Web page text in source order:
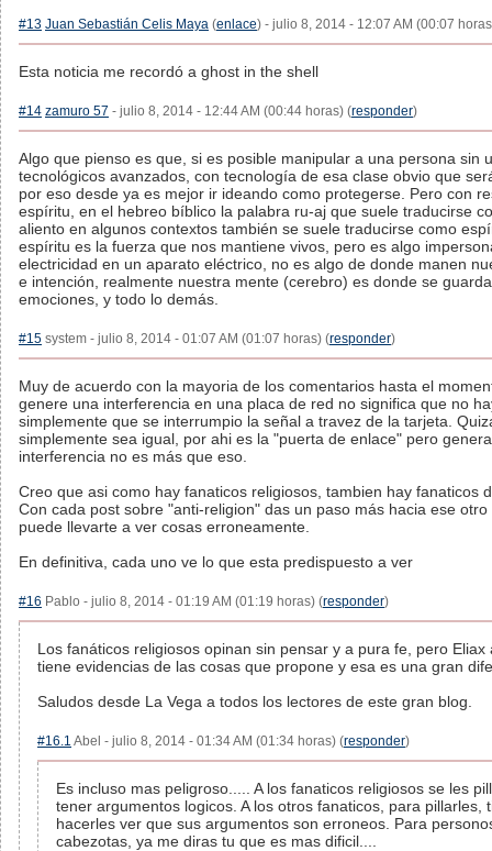
#13 Juan Sebastián Celis Maya (enlace) - julio 8, 2014 - 12:07 AM (00:07
Esta noticia me recordó a ghost in the shell
#14 zamuro 57 - julio 8, 2014 - 12:44 AM (00:44 horas) (responder)
Algo que pienso es que, si es posible manipular a una persona sin
tecnológicos avanzados, con tecnología de esa clase obvio que
por eso desde ya es mejor ir ideando como protegerse. Pero con
espíritu, en el hebreo bíblico la palabra ru-aj que suele traducirse
aliento en algunos contextos también se suele traducirse como
espíritu es la fuerza que nos mantiene vivos, pero es algo
electricidad en un aparato eléctrico, no es algo de donde manen
e intención, realmente nuestra mente (cerebro) es donde se
emociones, y todo lo demás.
#15 system - julio 8, 2014 - 01:07 AM (01:07 horas) (responder)
Muy de acuerdo con la mayoria de los comentarios hasta el
genere una interferencia en una placa de red no significa que no
simplemente que se interrumpio la señal a travez de la tarjeta.
simplemente sea igual, por ahi es la "puerta de enlace" pero
interferencia no es más que eso.
Creo que asi como hay fanaticos religiosos, tambien hay fanaticos
Con cada post sobre "anti-religion" das un paso más hacia ese otro
puede llevarte a ver cosas erroneamente.
En definitiva, cada uno ve lo que esta predispuesto a ver
#16 Pablo - julio 8, 2014 - 01:19 AM (01:19 horas) (responder)
Los fanáticos religiosos opinan sin pensar y a pura fe, pero Eliax
tiene evidencias de las cosas que propone y esa es una gran
Saludos desde La Vega a todos los lectores de este gran blog.
#16.1 Abel - julio 8, 2014 - 01:34 AM (01:34 horas) (responder)
Es incluso mas peligroso..... A los fanaticos religiosos se les
tener argumentos logicos. A los otros fanaticos, para pillarles,
hacerles ver que sus argumentos son erroneos. Para
cabezotas, ya me diras tu que es mas dificil....